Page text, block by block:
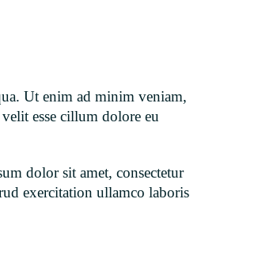
Ut enim ad minim veniam,
esse cillum dolore eu
dolor sit amet, consectetur
exercitation ullamco laboris